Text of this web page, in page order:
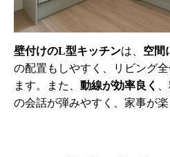
壁付けのL型キッチンは、 空間
の配置もしやすく、リビング
ます。また、 動線が効率良く
の会話が弾みやすく、家事が楽